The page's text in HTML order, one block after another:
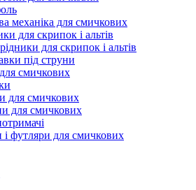
механіка для смичкових
для скрипок і альтів
для скрипок і альтів
під струни
смичкових
для смичкових
для смичкових
і футляри для смичкових